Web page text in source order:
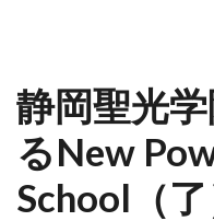
静岡聖光
るNew
School（了